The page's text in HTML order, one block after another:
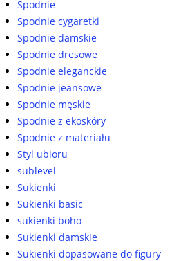
Spodnie
Spodnie cygaretki
Spodnie damskie
Spodnie dresowe
Spodnie eleganckie
Spodnie jeansowe
Spodnie męskie
Spodnie z ekoskóry
Spodnie z materiału
Styl ubioru
sublevel
Sukienki
Sukienki basic
sukienki boho
Sukienki damskie
Sukienki dopasowane do figury